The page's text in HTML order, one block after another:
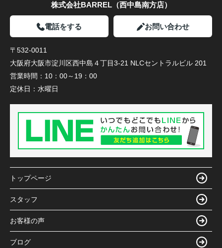
株式会社BARREL（西中島南方店）
電話をする お問い合わせ
〒532-0011
大阪府大阪市淀川区西中島４丁目3-21 NLCセントラルビル 201
営業時間： 10：00～19：00
定休日： 水曜日
トップページ
スタッフ
お客様の声
ブログ